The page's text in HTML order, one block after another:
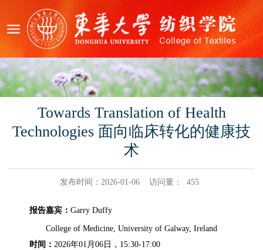
Towards Translation of Health
Technologies 面向临床转化的健康技
术
发布时间：2026-01-06 访问量： 455
报告嘉宾： Garry Duffy
College of Medicine, University of Galway, Ireland
时间： 2026年01 月 06 日， 15:30-17:00